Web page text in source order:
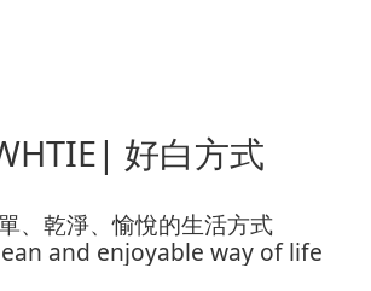
好白方式
、乾淨、愉悅的生活方式
and enjoyable way of life